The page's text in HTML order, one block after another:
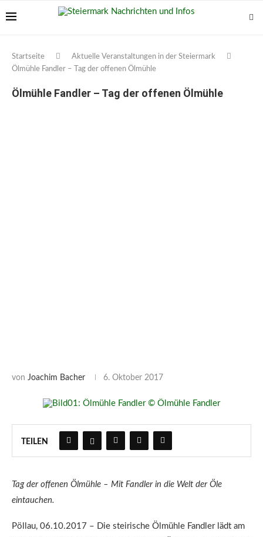
Startseite
Aktuelle Veranstaltungen in der Steiermark
Ölmühle Fandler – Tag der offenen Ölmühle
Ölmühle Fandler – Tag der offenen Ölmühle
von Joachim Bacher 6. Oktober 2017
TEILEN
Tag der offenen Ölmühle – Mit Fandler in die Welt der Öle
eintauchen.
Pöllau, 06.10.2017 – Die steirische Ölmühle Fandler lädt am